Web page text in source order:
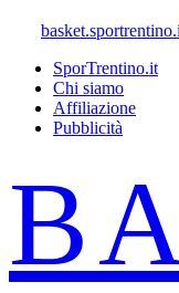
SporTrentino.it
Chi siamo
Affiliazione
Pubblicità